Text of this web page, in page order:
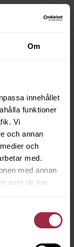
Om
innehållet
funktioner
Vi
och annan
och
med.
med annan
som de har